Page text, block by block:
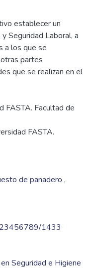
establecer un
Seguridad Laboral, a
a los que se
partes
que se realizan en el
FASTA. Facultad de
FASTA.
de panadero ,
1433
Seguridad e Higiene